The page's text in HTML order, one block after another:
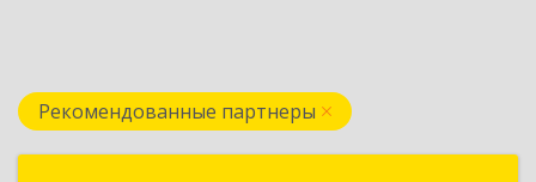
Рекомендованные партнеры